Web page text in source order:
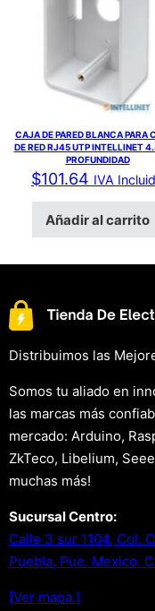
CAJA DE PARED BLANCA PARA
DE RED RJ45 UTP INTELLINET
PROFUNDIDAD
$101.64 IVA
Añadir al carrito
Distribuimos las
Somos tu aliado en
las marcas más
mercado: Arduino,
ZkTeco, Libelium,
muchas más!
Sucursal Centro:
Calle 3 sur 1104, Col.
Puebla, Pue. Mexico.
[Ver mapa.]